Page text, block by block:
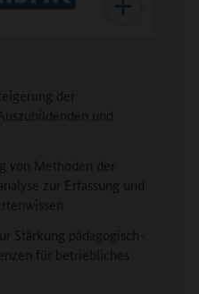
der
und
Methoden der
zur Erfassung und
Stärkung pädagogisch-
für betriebliches